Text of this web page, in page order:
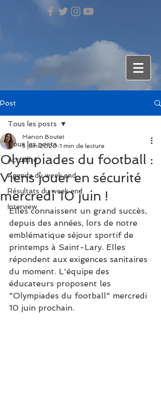
Post
Tous les posts
Actualité
Agenda du week end
Résultats du week end
Interview
Tous les posts
Olympiades du football :
Viens jouer en sécurité
mercredi 10 juin !
Manon Boutet
5 juin 2020 1 min de lecture
Elles connaissent un grand succès,
depuis des années, lors de notre
emblématique séjour sportif de
printemps à Saint-Lary. Elles
répondent aux exigences sanitaires
du moment. L'équipe des
éducateurs proposent les
"Olympiades du football" mercredi
10 juin prochain.